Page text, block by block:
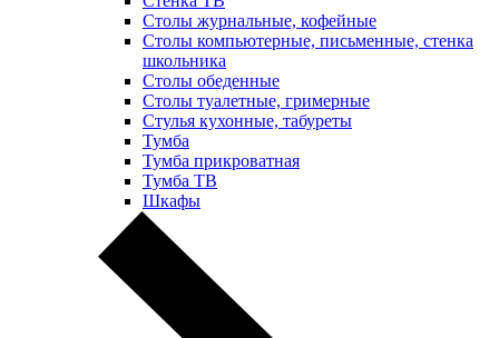
Столы журнальные, кофейные
Столы компьютерные, письменные, стенка
школьника
Столы обеденные
Столы туалетные, гримерные
Стулья кухонные, табуреты
Тумба
Тумба прикроватная
Тумба ТВ
Шкафы